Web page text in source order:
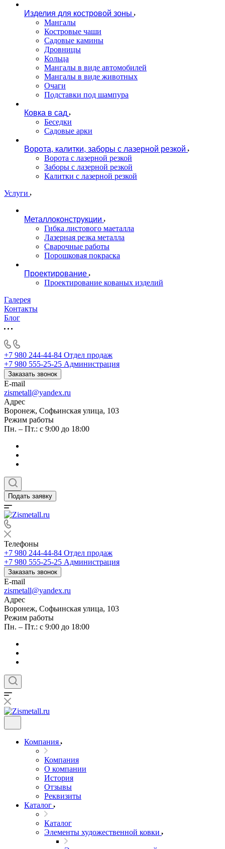
Изделия для костровой зоны
Мангалы
Костровые чаши
Садовые камины
Дровницы
Кольца
Мангалы в виде автомобилей
Мангалы в виде животных
Очаги
Подставки под шампура
Ковка в сад
Беседки
Садовые арки
Ворота, калитки, заборы с лазерной резкой
Ворота с лазерной резкой
Заборы с лазерной резкой
Калитки с лазерной резкой
Услуги
Металлоконструкции
Гибка листового маеталла
Лазерная резка металла
Сварочные работы
Порошковая покраска
Проектирование
Проектирование кованых изделий
Галерея
Контакты
Блог
+7 980 244-44-84 Отдел продаж
+7 980 555-25-25 Администрация
Заказать звонок
E-mail
zismetall@yandex.ru
Адрес
Воронеж, Софьинская улица, 103
Режим работы
Пн. – Пт.: с 9:00 до 18:00
Подать заявку
Телефоны
+7 980 244-44-84 Отдел продаж
+7 980 555-25-25 Администрация
Заказать звонок
E-mail
zismetall@yandex.ru
Адрес
Воронеж, Софьинская улица, 103
Режим работы
Пн. – Пт.: с 9:00 до 18:00
Компания
Компания
О компании
История
Отзывы
Реквизиты
Каталог
Каталог
Элементы художественной ковки